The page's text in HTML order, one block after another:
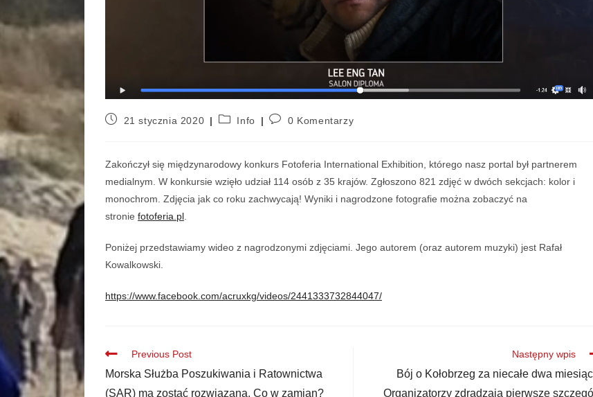
21 stycznia 2020 Info 0 Komentarzy
Zakończył się międzynarodowy konkurs Fotoferia International Exhibition, którego nasz portal był partnerem
medialnym. W konkursie wzięło udział 114 osób z 35 krajów. Zgłoszono 821 zdjęć w dwóch sekcjach: kolor i
monochrom. Zdjęcia jak co roku zachwycają! Wyniki i nagrodzone fotografie można zobaczyć na
stronie fotoferia.pl.
Poniżej przedstawiamy wideo z nagrodzonymi zdjęciami. Jego autorem (oraz autorem muzyki) jest Rafał
Kowalkowski.
https://www.facebook.com/acruxkg/videos/2441333732844047/
Previous Post
Morska Służba Poszukiwania i Ratownictwa
(SAR) ma zostać rozwiązana. Co w zamian?
Następny wpis
Bój o Kołobrzeg za niecałe dwa
Organizatorzy zdradzają pierwsze